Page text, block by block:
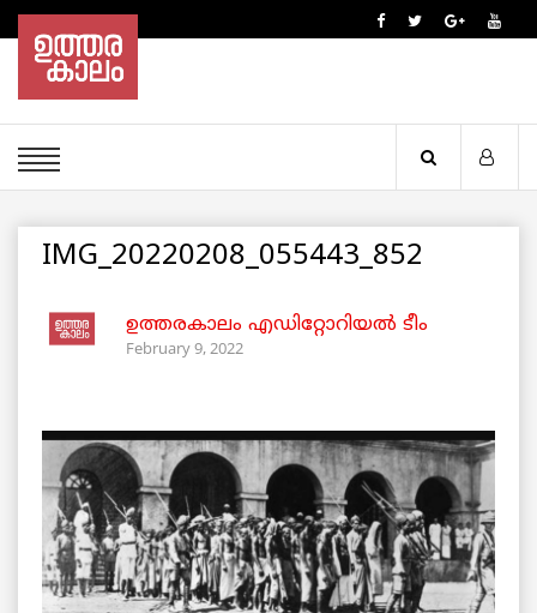
IMG_20220208_055443_852
ഉത്തരകാലം എഡിറ്റോറിയല്‍ ടീം
February 9, 2022